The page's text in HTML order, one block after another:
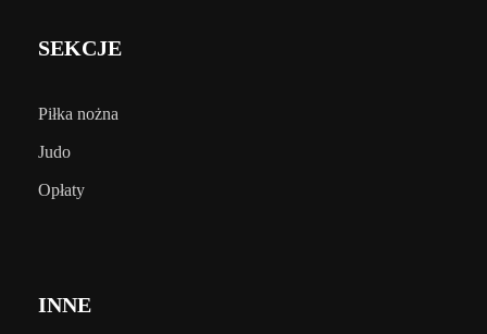
SEKCJE
Piłka nożna
Judo
Opłaty
INNE